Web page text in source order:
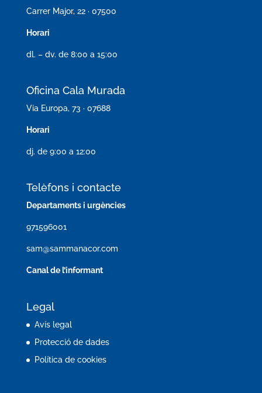
Carrer Major, 22 · 07500
Horari
dl. – dv. de 8:00 a 15:00
Oficina Cala Murada
Via Europa, 73 · 07688
Horari
dj. de 9:00 a 12:00
Telèfons i contacte
Departaments i urgències
971596001
sam@sammanacor.com
Canal de l’informant
Legal
Avís legal
Protecció de dades
Política de cookies